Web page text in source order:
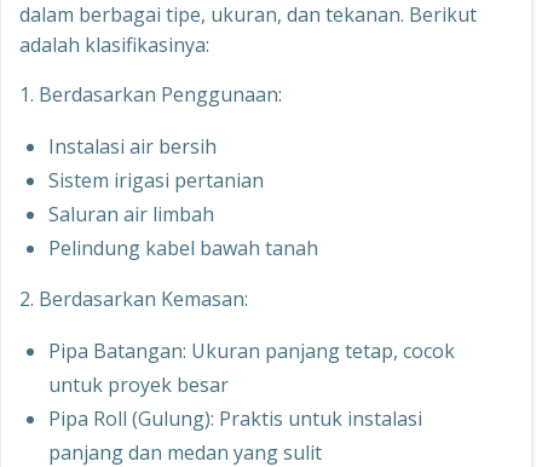
dalam berbagai tipe, ukuran, dan tekanan. Berikut
adalah klasifikasinya:
1. Berdasarkan Penggunaan:
Instalasi air bersih
Sistem irigasi pertanian
Saluran air limbah
Pelindung kabel bawah tanah
2. Berdasarkan Kemasan:
Pipa Batangan: Ukuran panjang tetap, cocok
untuk proyek besar
Pipa Roll (Gulung): Praktis untuk instalasi
panjang dan medan yang sulit